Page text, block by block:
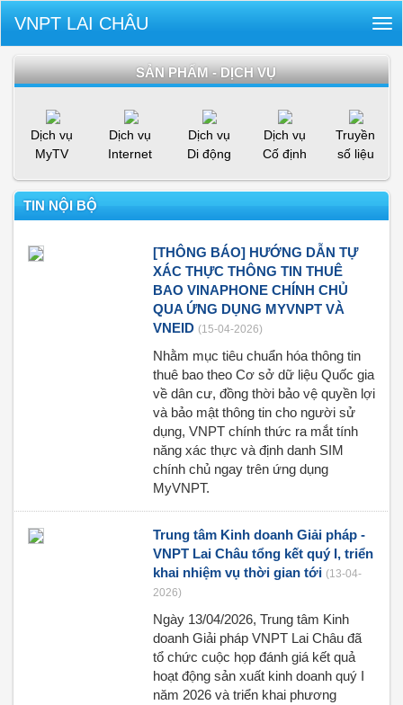
VNPT LAI CHÂU
SẢN PHẨM - DỊCH VỤ
Dịch vụ
MyTV
Dịch vụ
Internet
Dịch vụ
Di động
Dịch vụ
Cố định
Truyền
số liệu
TIN NỘI BỘ
[THÔNG BÁO] HƯỚNG DẪN TỰ
XÁC THỰC THÔNG TIN THUÊ
BAO VINAPHONE CHÍNH CHỦ
QUA ỨNG DỤNG MYVNPT VÀ
VNEID (15-04-2026)
Nhằm mục tiêu chuẩn hóa thông tin
thuê bao theo Cơ sở dữ liệu Quốc gia
về dân cư, đồng thời bảo vệ quyền lợi
và bảo mật thông tin cho người sử
dụng, VNPT chính thức ra mắt tính
năng xác thực và định danh SIM
chính chủ ngay trên ứng dụng
MyVNPT.
Trung tâm Kinh doanh Giải pháp -
VNPT Lai Châu tổng kết quý I, triển
khai nhiệm vụ thời gian tới (13-04-
2026)
Ngày 13/04/2026, Trung tâm Kinh
doanh Giải pháp VNPT Lai Châu đã
tổ chức cuộc họp đánh giá kết quả
hoạt động sản xuất kinh doanh quý I
năm 2026 và triển khai phương